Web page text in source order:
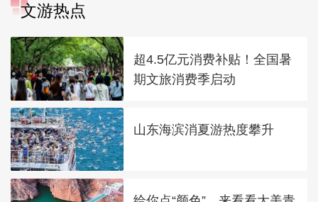
文游热点
超4.5亿元消费补贴！全国暑
期文旅消费季启动
山东海滨消夏游热度攀升